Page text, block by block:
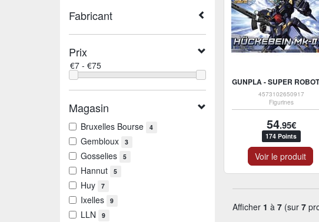
Fabricant
Prix
Magasin
Bruxelles Bourse 4
Gembloux 3
Gosselies 5
Hannut 5
Huy 7
Ixelles 9
LLN 9
4573102650917
Figurines
54.95€
174 Points
Voir le produit
Afficher 1 à 7(sur 7